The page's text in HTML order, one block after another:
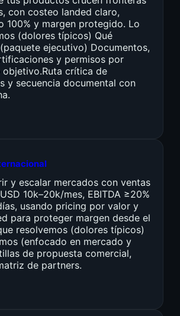
con costeo landed claro,
100% y margen protegido. Lo
(dolores típicos) Qué
ejecutivo) Documentos,
y permisos por
objetivo.Ruta crítica de
y secuencia documental con
y escalar mercados con ventas
10k–20k/mes, EBITDA ≥20%
usando pricing por valor y
para proteger margen desde el
resolvemos (dolores típicos)
(enfocado en mercado y
de propuesta comercial,
de partners.